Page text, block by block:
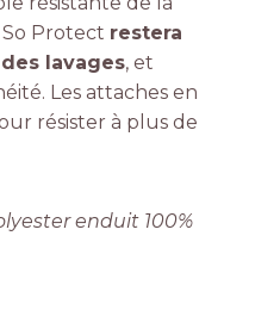
Protect restera
lavages, et
Les attaches en
résister à plus de
enduit 100%